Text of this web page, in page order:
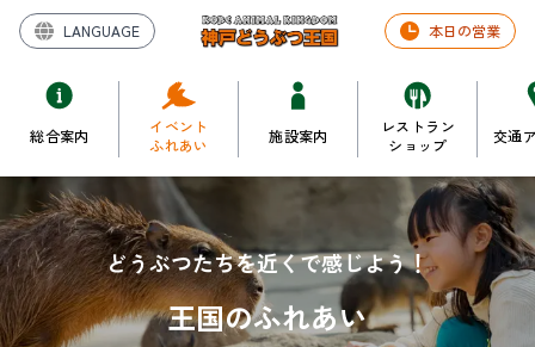
LANGUAGE 本日の営業
総合案内
イベント
ふれあい
施設案内
レストラン
ショップ
交通
どうぶつたちを近くで感じよう！
王国のふれあい